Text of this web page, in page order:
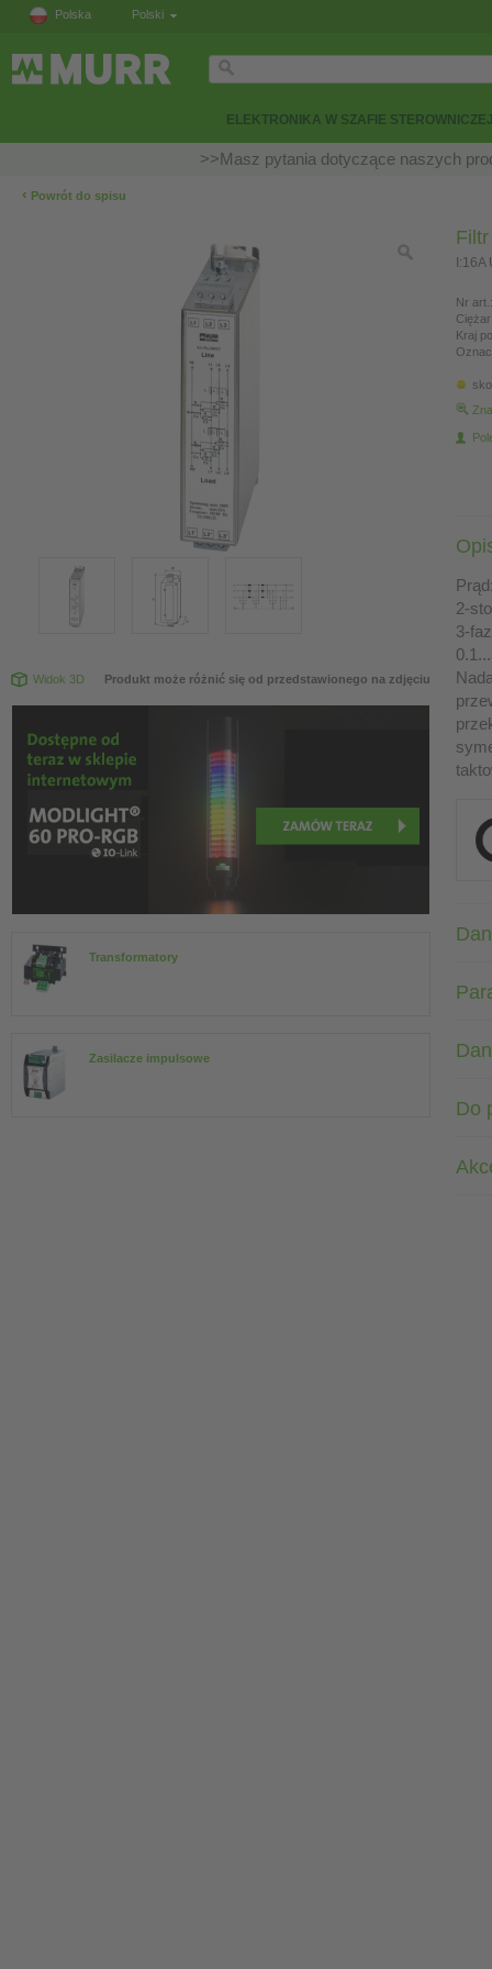
Polska Polski
ELEKTRONIKA W SZAFIE
>>Masz pytania dotyczące naszych
‹ Powrót do spisu
Widok 3D Produkt może różnić się od przedstawionego na zdjęciu
Transformatory
Zasilacze impulsowe
Nr art.:
Kraj
2-
3-
Do